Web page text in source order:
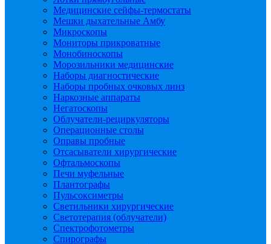
Медицинские сейфы-термостаты
Мешки дыхательные Амбу
Микроскопы
Мониторы прикроватные
Монобиноскопы
Морозильники медицинские
Наборы диагностические
Наборы пробных очковых линз
Наркозные аппараты
Негатоскопы
Облучатели-рециркуляторы
Операционные столы
Оправы пробные
Отсасыватели хирургические
Офтальмоскопы
Печи муфельные
Плантографы
Пульсоксиметры
Светильники хирургические
Светотерапия (облучатели)
Спектрофотометры
Спирографы